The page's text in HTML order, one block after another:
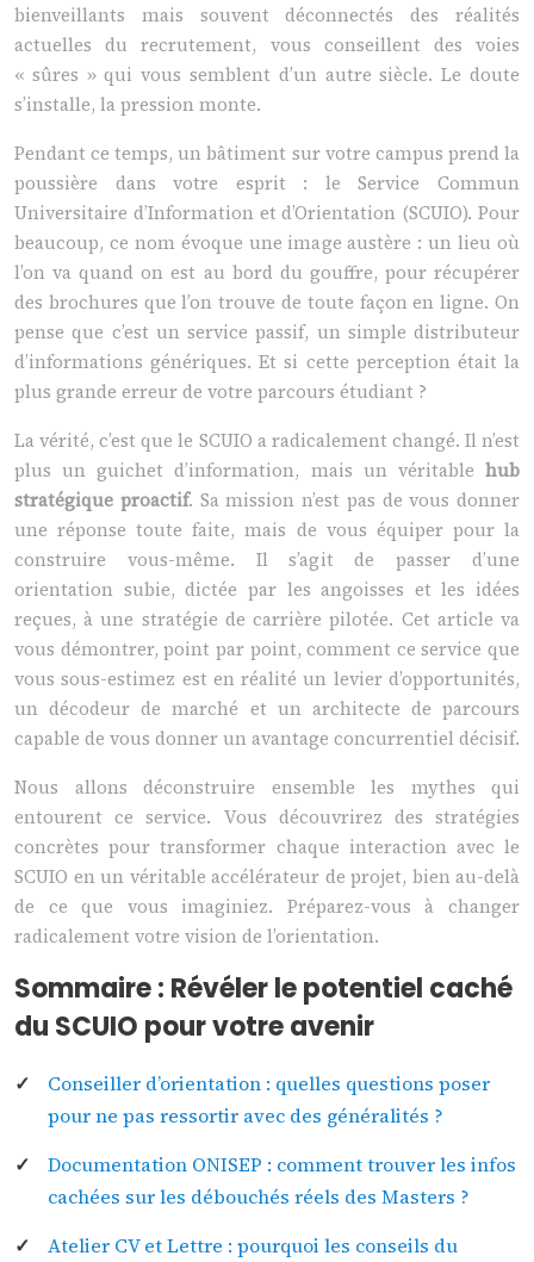
bienveillants mais souvent déconnectés des réalités
actuelles du recrutement, vous conseillent des voies
« sûres » qui vous semblent d’un autre siècle. Le doute
s’installe, la pression monte.
Pendant ce temps, un bâtiment sur votre campus prend la
poussière dans votre esprit : le Service Commun
Universitaire d’Information et d’Orientation (SCUIO). Pour
beaucoup, ce nom évoque une image austère : un lieu où
l’on va quand on est au bord du gouffre, pour récupérer
des brochures que l’on trouve de toute façon en ligne. On
pense que c’est un service passif, un simple distributeur
d’informations génériques. Et si cette perception était la
plus grande erreur de votre parcours étudiant ?
La vérité, c’est que le SCUIO a radicalement changé. Il n’est
plus un guichet d’information, mais un véritable hub
stratégique proactif. Sa mission n’est pas de vous donner
une réponse toute faite, mais de vous équiper pour la
construire vous-même. Il s’agit de passer d’une
orientation subie, dictée par les angoisses et les idées
reçues, à une stratégie de carrière pilotée. Cet article va
vous démontrer, point par point, comment ce service que
vous sous-estimez est en réalité un levier d’opportunités,
un décodeur de marché et un architecte de parcours
capable de vous donner un avantage concurrentiel décisif.
Nous allons déconstruire ensemble les mythes qui
entourent ce service. Vous découvrirez des stratégies
concrètes pour transformer chaque interaction avec le
SCUIO en un véritable accélérateur de projet, bien au-delà
de ce que vous imaginiez. Préparez-vous à changer
radicalement votre vision de l’orientation.
Sommaire : Révéler le potentiel caché
du SCUIO pour votre avenir
Conseiller d’orientation : quelles questions poser
pour ne pas ressortir avec des généralités ?
Documentation ONISEP : comment trouver les infos
cachées sur les débouchés réels des Masters ?
Atelier CV et Lettre : pourquoi les conseils du